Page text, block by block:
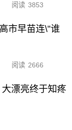
阅读 3853
市早苗连\"谁
阅读 2666
漂亮终于知疼